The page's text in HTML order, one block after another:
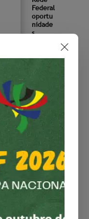
Federal
oportu
nidade
s
19 ABRIL 2022
um
panora
ma das
patent
deposi
no
Brasil
Servido
res do
IF
...